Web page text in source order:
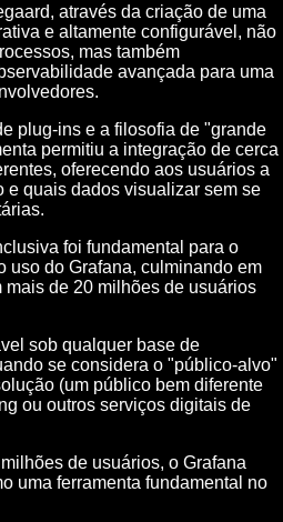
através da criação de uma
e altamente configurável, não
mas também
avançada para uma
plug-ins e a filosofia de "grande
permitiu a integração de cerca
oferecendo aos usuários a
e quais dados visualizar sem se
foi fundamental para o
uso do Grafana, culminando em
de 20 milhões de usuários
sob qualquer base de
se considera o "público-alvo"
(um público bem diferente
ou outros serviços digitais de
de usuários, o Grafana
uma ferramenta fundamental no